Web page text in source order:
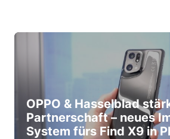
OPPO & Hasselblad
Partnerschaft – neues
System fürs Find X9 in